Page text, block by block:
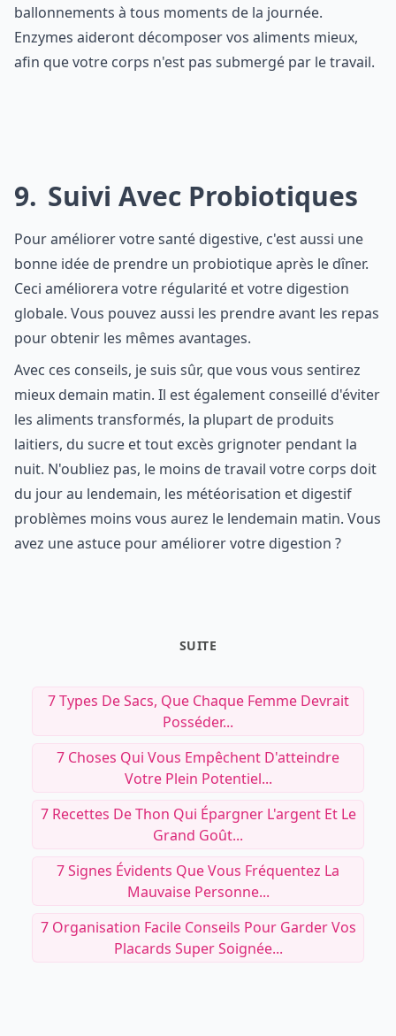
ballonnements à tous moments de la journée.
Enzymes aideront décomposer vos aliments mieux,
afin que votre corps n'est pas submergé par le travail.
9 Suivi Avec Probiotiques
Pour améliorer votre santé digestive, c'est aussi une
bonne idée de prendre un probiotique après le dîner.
Ceci améliorera votre régularité et votre digestion
globale. Vous pouvez aussi les prendre avant les repas
pour obtenir les mêmes avantages.
Avec ces conseils, je suis sûr, que vous vous sentirez
mieux demain matin. Il est également conseillé d'éviter
les aliments transformés, la plupart de produits
laitiers, du sucre et tout excès grignoter pendant la
nuit. N'oubliez pas, le moins de travail votre corps doit
du jour au lendemain, les météorisation et digestif
problèmes moins vous aurez le lendemain matin. Vous
avez une astuce pour améliorer votre digestion ?
SUITE
7 Types De Sacs, Que Chaque Femme Devrait
Posséder...
7 Choses Qui Vous Empêchent D'atteindre
Votre Plein Potentiel...
7 Recettes De Thon Qui Épargner L'argent Et Le
Grand Goût...
7 Signes Évidents Que Vous Fréquentez La
Mauvaise Personne...
7 Organisation Facile Conseils Pour Garder Vos
Placards Super Soignée...